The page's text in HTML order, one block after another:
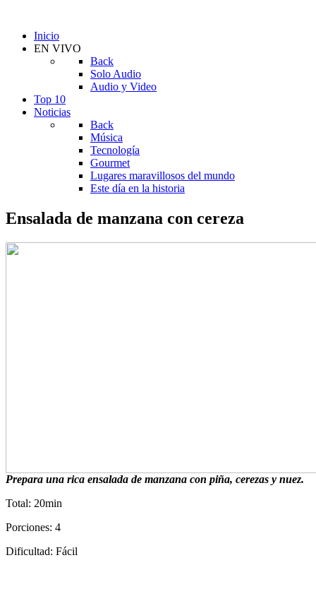
Inicio
EN VIVO
Back
Solo Audio
Audio y Video
Top 10
Noticias
Back
Música
Tecnología
Gourmet
Lugares maravillosos del mundo
Este día en la historia
Ensalada de manzana con cereza
Prepara una rica ensalada de manzana con piña, cerezas y nuez.
Total: 20min
Porciones: 4
Dificultad: Fácil